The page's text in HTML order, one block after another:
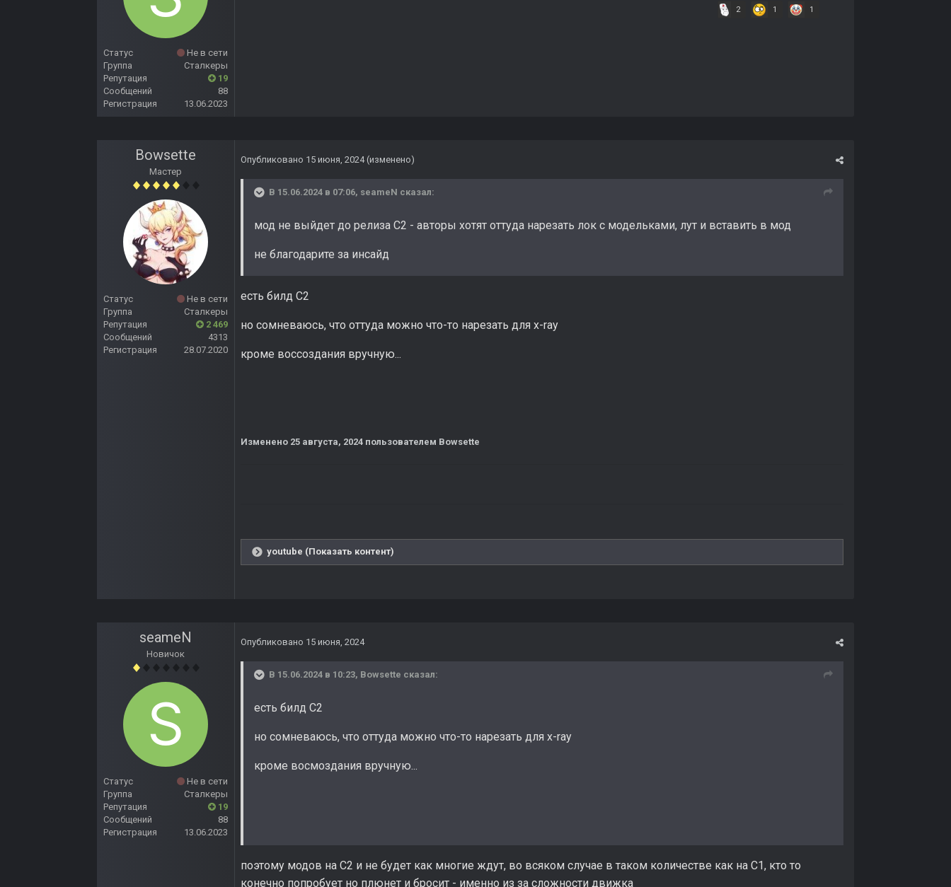
Статус
Не в сети
Группа
Сталкеры
Репутация
19
Сообщений
88
Регистрация
13.06.2023
2 1 1
Bowsette
Мастер
Статус
Не в сети
Группа
Сталкеры
Репутация
2 469
Сообщений
4313
Регистрация
28.07.2020
Опубликовано 15 июня, 2024 (изменено)
В 15.06.2024 в 07:06, seameN сказал:
мод не выйдет до релиза С2 - авторы хотят оттуда нарезать лок с модельками, лут и вставить в мод
не благодарите за инсайд
есть билд С2
но сомневаюсь, что оттуда можно что-то нарезать для x-ray
кроме воссоздания вручную...
Изменено 25 августа, 2024 пользователем Bowsette
youtube (Показать контент)
seameN
Новичок
Статус
Не в сети
Группа
Сталкеры
Репутация
19
Сообщений
88
Регистрация
13.06.2023
Опубликовано 15 июня, 2024
В 15.06.2024 в 10:23, Bowsette сказал:
есть билд С2
но сомневаюсь, что оттуда можно что-то нарезать для x-ray
кроме восмоздания вручную...
поэтому модов на С2 и не будет как многие ждут, во всяком случае в таком количестве как на С1, кто то
конечно попробует но плюнет и бросит - именно из за сложности движка